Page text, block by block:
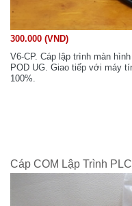
300.000 (VND)
V6-CP. Cáp lập trình màn
POD UG. Giao tiếp với máy
100%.
Cáp COM Lập Trình